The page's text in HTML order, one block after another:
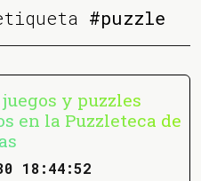
#puzzle
y puzzles
en la Puzzleteca de
18:44:52